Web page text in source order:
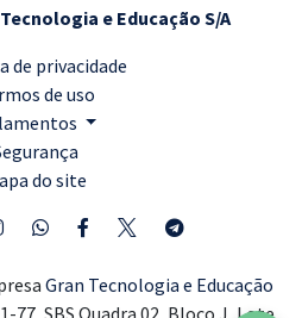
e Educação S/A
de privacidade
de uso
do site
Gran Tecnologia e Educação
77, SBS Quadra 02, Bloco J, Lote